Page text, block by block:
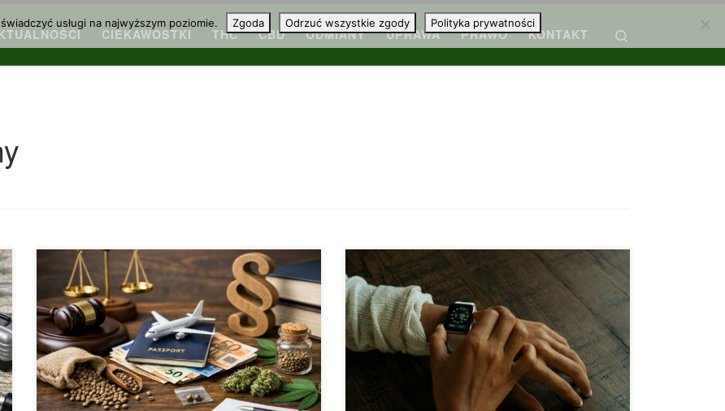
CIEKAWOSTKI THC CBD ODMIANY UPRAWA PRAWO KONTAKT
Legalność zamawiania nasion marihuany z
zagranicy – co naprawdę warto wiedzieć Zakup
nasion marihuany z zagranicy to temat, który od
dłuższego czasu budzi zainteresowanie osób
śledzących rynek konopi, zmiany przepisów oraz
rozwój sprzedaży internetowej w Europie i poza
nią. W praktyce osoby szukające rzetelnych
informacji bardzo szybko trafiają na sprzeczne
[…]
Legalizacja marihuany okazała się korzystna z
wielu powodów – wartość terapeutyczna
marihuany poprawia życie i zmniejsza
uzależnienie, wzrost i potencjał branży są dobre
dla gospodarki, nastąpił nawet spadek
przestępczości – a jednak wciąż są tacy, którzy
twierdzą, że chroniczne zażywanie marihuany po
prostu czyni ludzi głupimi. Co gorsza, badanie z
usługi na najwyższym poziomie. Zgoda Odrzuć wszystkie zgody Polityka prywatności